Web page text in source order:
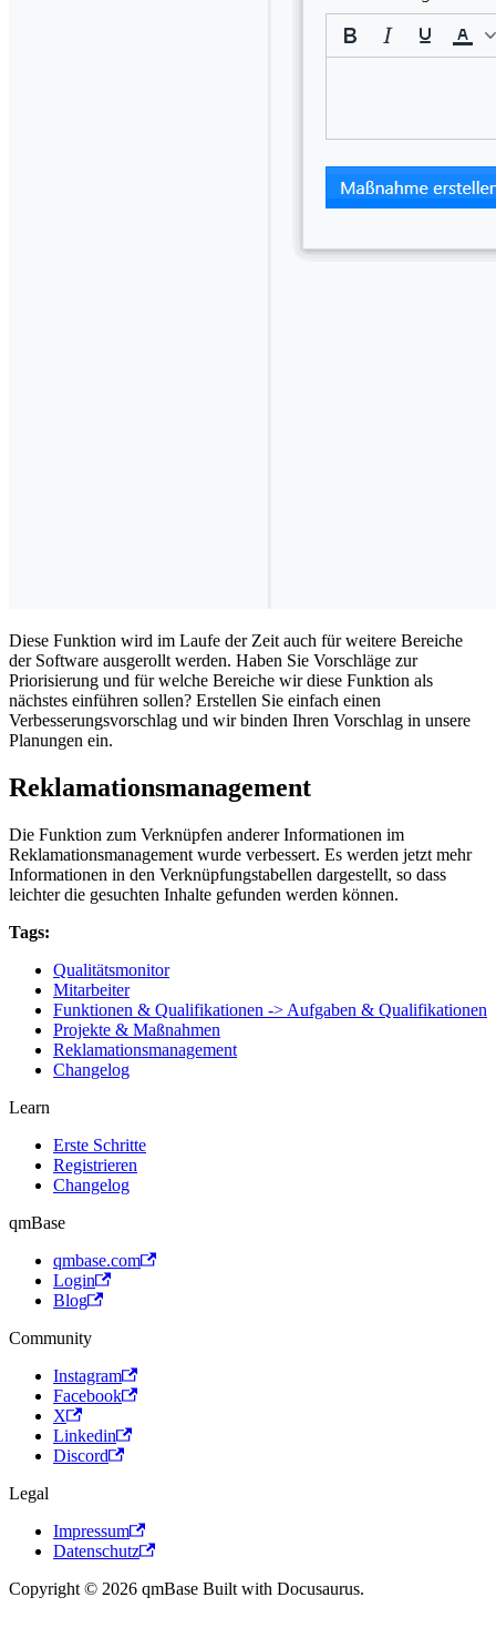
Diese Funktion wird im Laufe der Zeit auch für weitere Bereiche
der Software ausgerollt werden. Haben Sie Vorschläge zur
Priorisierung und für welche Bereiche wir diese Funktion als
nächstes einführen sollen? Erstellen Sie einfach einen
Verbesserungsvorschlag und wir binden Ihren Vorschlag in unsere
Planungen ein.
Reklamationsmanagement
Die Funktion zum Verknüpfen anderer Informationen im
Reklamationsmanagement wurde verbessert. Es werden jetzt mehr
Informationen in den Verknüpfungstabellen dargestellt, so dass
leichter die gesuchten Inhalte gefunden werden können.
Tags:
Qualitätsmonitor
Mitarbeiter
Funktionen & Qualifikationen -> Aufgaben & Qualifikationen
Projekte & Maßnahmen
Reklamationsmanagement
Changelog
Learn
Erste Schritte
Registrieren
Changelog
qmBase
qmbase.com
Login
Blog
Community
Instagram
Facebook
X
Linkedin
Discord
Legal
Impressum
Datenschutz
Copyright © 2026 qmBase Built with Docusaurus.